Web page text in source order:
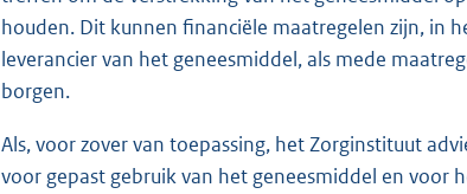
houden. Dit kunnen financiële maatregelen zijn, in
leverancier van het geneesmiddel, als mede
borgen.
Als, voor zover van toepassing, het Zorginstituut
voor gepast gebruik van het geneesmiddel en voor